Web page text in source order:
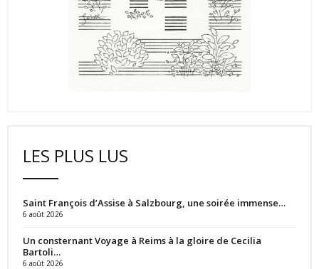
LES PLUS LUS
Saint François d’Assise à Salzbourg, une soirée immense…
6 août 2026
Un consternant Voyage à Reims à la gloire de Cecilia
Bartoli…
6 août 2026